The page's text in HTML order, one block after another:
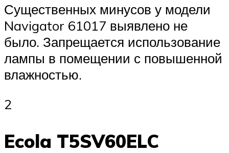
Существенных минусов у модели
Navigator 61017 выявлено не
было. Запрещается использование
лампы в помещении с повышенной
влажностью.
2
Ecola T5SV60ELC